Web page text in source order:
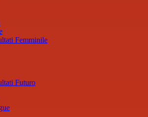
Femminile
Futuro